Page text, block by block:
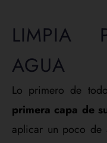
LIMPIA
AGUA
Lo primero de
primera capa de
aplicar un poco